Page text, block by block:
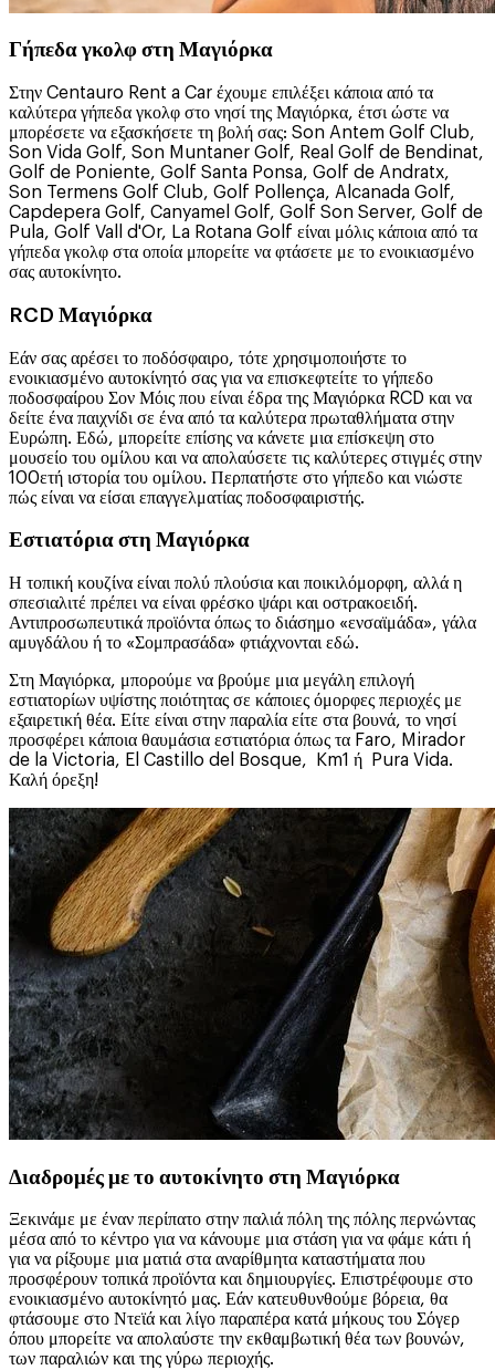
Γήπεδα γκολφ στη Μαγιόρκα
Στην Centauro Rent a Car έχουμε επιλέξει κάποια από τα
καλύτερα γήπεδα γκολφ στο νησί της Μαγιόρκα, έτσι ώστε να
μπορέσετε να εξασκήσετε τη βολή σας: Son Antem Golf Club,
Son Vida Golf, Son Muntaner Golf, Real Golf de Bendinat,
Golf de Poniente, Golf Santa Ponsa, Golf de Andratx,
Son Termens Golf Club, Golf Pollença, Alcanada Golf,
Capdepera Golf, Canyamel Golf, Golf Son Server, Golf de
Pula, Golf Vall d'Or, La Rotana Golf είναι μόλις κάποια από τα
γήπεδα γκολφ στα οποία μπορείτε να φτάσετε με το ενοικιασμένο
σας αυτοκίνητο.
RCD Μαγιόρκα
Εάν σας αρέσει το ποδόσφαιρο, τότε χρησιμοποιήστε το
ενοικιασμένο αυτοκίνητό σας για να επισκεφτείτε το γήπεδο
ποδοσφαίρου Σον Μόις που είναι έδρα της Μαγιόρκα RCD και να
δείτε ένα παιχνίδι σε ένα από τα καλύτερα πρωταθλήματα στην
Ευρώπη. Εδώ, μπορείτε επίσης να κάνετε μια επίσκεψη στο
μουσείο του ομίλου και να απολαύσετε τις καλύτερες στιγμές στην
100ετή ιστορία του ομίλου. Περπατήστε στο γήπεδο και νιώστε
πώς είναι να είσαι επαγγελματίας ποδοσφαιριστής.
Εστιατόρια στη Μαγιόρκα
Η τοπική κουζίνα είναι πολύ πλούσια και ποικιλόμορφη, αλλά η
σπεσιαλιτέ πρέπει να είναι φρέσκο ψάρι και οστρακοειδή.
Αντιπροσωπευτικά προϊόντα όπως το διάσημο «ενσαϊμάδα», γάλα
αμυγδάλου ή το «Σομπρασάδα» φτιάχνονται εδώ.
Στη Μαγιόρκα, μπορούμε να βρούμε μια μεγάλη επιλογή
εστιατορίων υψίστης ποιότητας σε κάποιες όμορφες περιοχές με
εξαιρετική θέα. Είτε είναι στην παραλία είτε στα βουνά, το νησί
προσφέρει κάποια θαυμάσια εστιατόρια όπως τα Faro, Mirador
de la Victoria, El Castillo del Bosque, Km1 ή Pura Vida.
Καλή όρεξη!
Διαδρομές με το αυτοκίνητο στη Μαγιόρκα
Ξεκινάμε με έναν περίπατο στην παλιά πόλη της πόλης περνώντας
μέσα από το κέντρο για να κάνουμε μια στάση για να φάμε κάτι ή
για να ρίξουμε μια ματιά στα αναρίθμητα καταστήματα που
προσφέρουν τοπικά προϊόντα και δημιουργίες. Επιστρέφουμε στο
ενοικιασμένο αυτοκίνητό μας. Εάν κατευθυνθούμε βόρεια, θα
φτάσουμε στο Ντεϊά και λίγο παραπέρα κατά μήκους του Σόγερ
όπου μπορείτε να απολαύστε την εκθαμβωτική θέα των βουνών,
των παραλιών και της γύρω περιοχής.